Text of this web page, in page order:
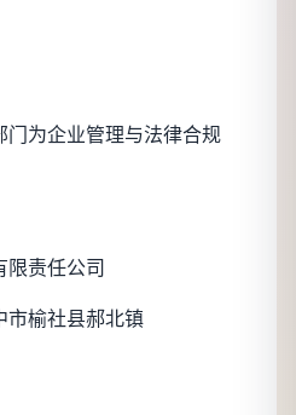
门为企业管理与法律合规
责任公司
市榆社县郝北镇